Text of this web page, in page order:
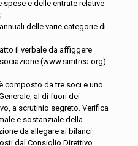
e delle entrate relative
delle varie categorie di
il verbale da affiggere
(www.simtrea.org).
composto da tre soci e uno
al di fuori dei
a scrutinio segreto. Verifica
e sostanziale della
da allegare ai bilanci
dal Consiglio Direttivo.